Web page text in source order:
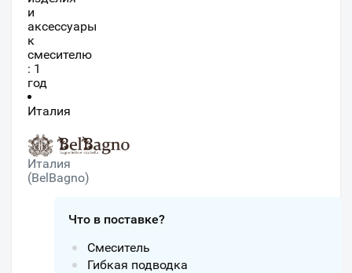
и
аксессуары
к
смесителю
: 1
год
Италия
Италия
(BelBagno)
Что в поставке?
Смеситель
Гибкая подводка